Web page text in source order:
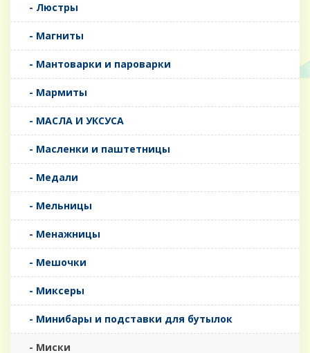
- Люстры
- Магниты
- Мантоварки и пароварки
- Мармиты
- МАСЛА И УКСУСА
- Масленки и паштетницы
- Медали
- Мельницы
- Менажницы
- Мешочки
- Миксеры
- Минибары и подставки для бутылок
- Миски